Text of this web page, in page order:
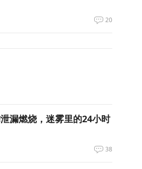
20
漏燃烧，迷雾里的24小时
38